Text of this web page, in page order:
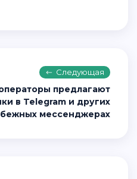
Следующая
предлагают
в Telegram и других
мессенджерах